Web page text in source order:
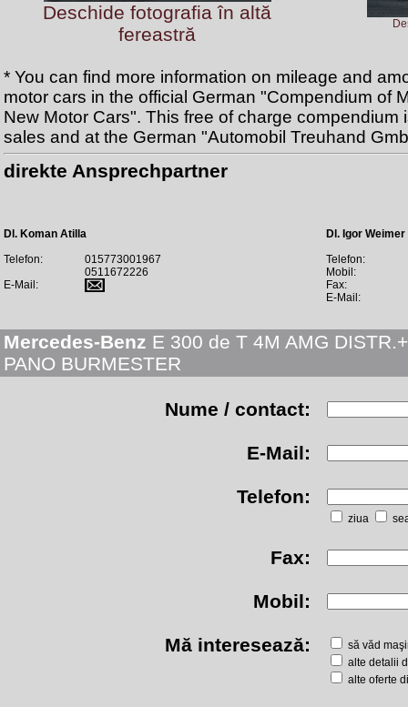
Deschide fotografia în altă
fereastră
* You can find more information on mileage and
motor cars in the official German "Compendium of
New Motor Cars". This free of charge compendium
sales and at the German "Automobil Treuhand
direkte Ansprechpartner
Dl. Koman Atilla
Dl. Igor Weimer
Telefon:
E-Mail:
015773001967
0511672226
Telefon:
Mobil:
Fax:
E-Mail:
Mercedes-Benz E 300 de T 4M AMG DISTR.+
PANO BURMESTER
Nume / contact:
E-Mail:
Telefon:
ziua
Fax:
Mobil:
Mă interesează:
să văd
alte detalii
alte oferte